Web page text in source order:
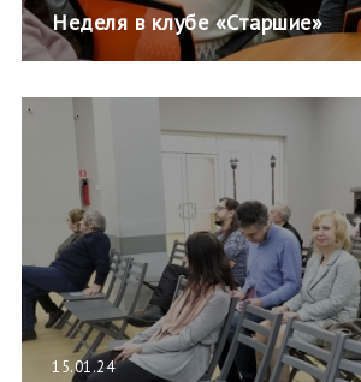
Неделя в клубе «Старшие»
15.01.24